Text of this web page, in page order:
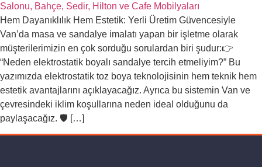
Hem Dayanıklılık Hem Estetik: Yerli Üretim Güvencesiyle
Van’da masa ve sandalye imalatı yapan bir işletme olarak
müşterilerimizin en çok sorduğu sorulardan biri şudur:👉
“Neden elektrostatik boyalı sandalye tercih etmeliyim?” Bu
yazımızda elektrostatik toz boya teknolojisinin hem teknik hem
estetik avantajlarını açıklayacağız. Ayrıca bu sistemin Van ve
çevresindeki iklim koşullarına neden ideal olduğunu da
paylaşacağız. 🛡️ […]